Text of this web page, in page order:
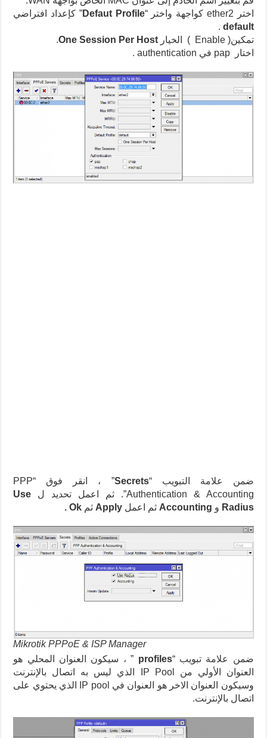
اختر ether2 كواجهة واختر “
Defaut Profile” كإعداد افتراضي
default
.
تمكين( Enable ) الخيار
One Session Per Host
.
اختار pap في authentication .
ضمن علامة التبويب “Secrets
” ، انقر فوق “PPP
Authentication & Accounting”.
ثم اعمل تحديد ل
Use
Radius وAccounting ثم اعملApply ثم Ok .
Mikrotik PPPoE & ISP Manager
ضمن علامة تبويب “profiles ” ، سيكون العنوان المحلي هو
العنوان الأولي من IP Pool الذي ليس به اتصال بالإنترنت
وسيكون العنوان الاخر هو العنوان في IP pool الذي يحتوي على
اتصال بالإنترنت.